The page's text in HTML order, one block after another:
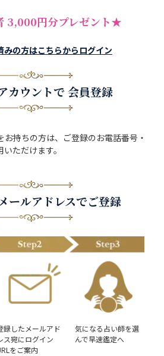
3,000円分プレゼント★
みの方はこちらからログイン
カウントで 会員登録
持ちの方は、ご登録のお電話番号・
ただけます。
ールアドレスでご登録
録したメールアド
ス宛にログイン
をご案内
気になる占い師を選
んで早速鑑定へ